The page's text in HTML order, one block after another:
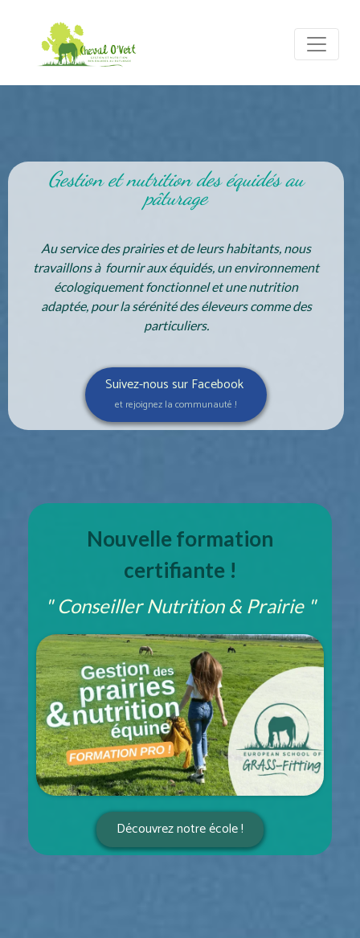
Gestion et nutrition des équidés au
pâturage
Au service des prairies et de leurs habitants, nous
travaillons à fournir aux équidés, un environnement
écologiquement fonctionnel et une nutrition
adaptée, pour la sérénité des éleveurs comme des
particuliers.
Suivez-nous sur Facebook
et rejoignez la communauté !
Nouvelle formation
certifiante !
" Conseiller Nutrition & Prairie "
Découvrez notre école !